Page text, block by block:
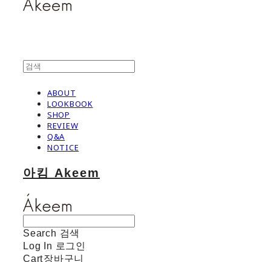
ABOUT
LOOKBOOK
SHOP
REVIEW
Q&A
NOTICE
아킴 Akeem
Search 검색
Log In 로그인
Cart장바구니